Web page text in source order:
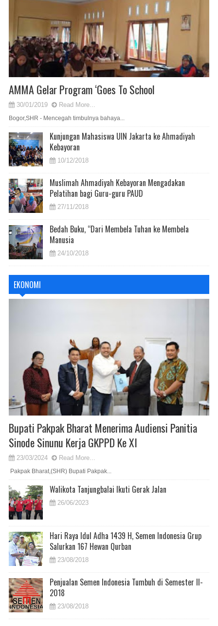
AMMA Gelar Program ‘Goes To School
30/01/2019 Read More...
Bogor,SHR - Mencegah timbulnya bahaya...
Kunjungan Mahasiswa UIN Jakarta ke Ahmadiyah
Kebayoran
10/12/2018
Muslimah Ahmadiyah Kebayoran Mengadakan
Pelatihan bagi Guru-guru PAUD
27/11/2018
Bedah Buku, “Dari Membela Tuhan ke Membela
Manusia
24/10/2018
EKONOMI
Bupati Pakpak Bharat Menerima Audiensi Panitia
Sinode Sinunu Kerja GKPPD Ke XI
23/03/2024 Read More...
Pakpak Bharat,(SHR) Bupati Pakpak...
Walikota Tanjungbalai Ikuti Gerak Jalan
26/06/2023
Hari Raya Idul Adha 1439 H, Semen Indonesia Grup
Salurkan 167 Hewan Qurban
23/08/2018
Penjualan Semen Indonesia Tumbuh di Semester II-
2018
23/08/2018